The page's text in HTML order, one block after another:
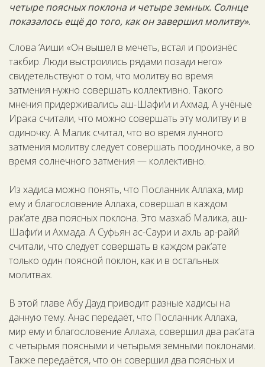
четыре поясных поклона и четыре земных. Солнце
показалось ещё до того, как он завершил молитву».
Слова ‘Аиши «Он вышел в мечеть, встал и произнёс
такбир. Люди выстроились рядами позади него»
свидетельствуют о том, что молитву во время
затмения нужно совершать коллективно. Такого
мнения придерживались аш-Шафи‘и и Ахмад. А учёные
Ирака считали, что можно совершать эту молитву и в
одиночку. А Малик считал, что во время лунного
затмения молитву следует совершать поодиночке, а во
время солнечного затмения — коллективно.
Из хадиса можно понять, что Посланник Аллаха, мир
ему и благословение Аллаха, совершал в каждом
рак‘ате два поясных поклона. Это мазхаб Малика, аш-
Шафи‘и и Ахмада. А Суфьян ас-Саури и ахль ар-райй
считали, что следует совершать в каждом рак‘ате
только один поясной поклон, как и в остальных
молитвах.
В этой главе Абу Дауд приводит разные хадисы на
данную тему. Анас передаёт, что Посланник Аллаха,
мир ему и благословение Аллаха, совершил два рак‘ата
с четырьмя поясными и четырьмя земными поклонами.
Также передаётся, что он совершил два поясных и